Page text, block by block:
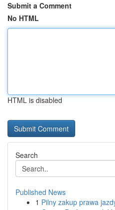
Submit a Comment
No HTML
HTML is disabled
Search
Published News
1 Pilny zakup prawa